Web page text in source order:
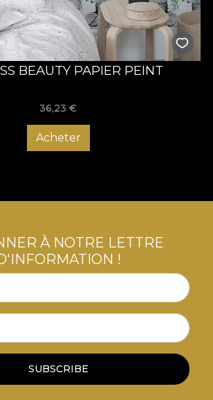
BEAUTY PAPIER PEINT
36,23 €
Acheter
À NOTRE LETTRE
!
SUBSCRIBE